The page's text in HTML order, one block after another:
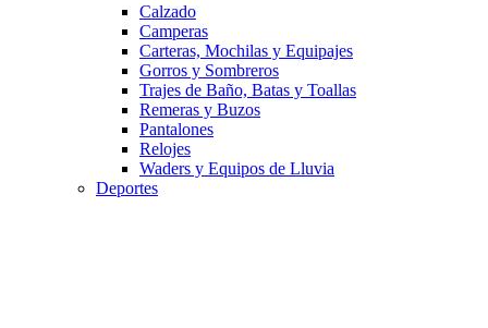
Calzado
Camperas
Carteras, Mochilas y Equipajes
Gorros y Sombreros
Trajes de Baño, Batas y Toallas
Remeras y Buzos
Pantalones
Relojes
Waders y Equipos de Lluvia
Deportes